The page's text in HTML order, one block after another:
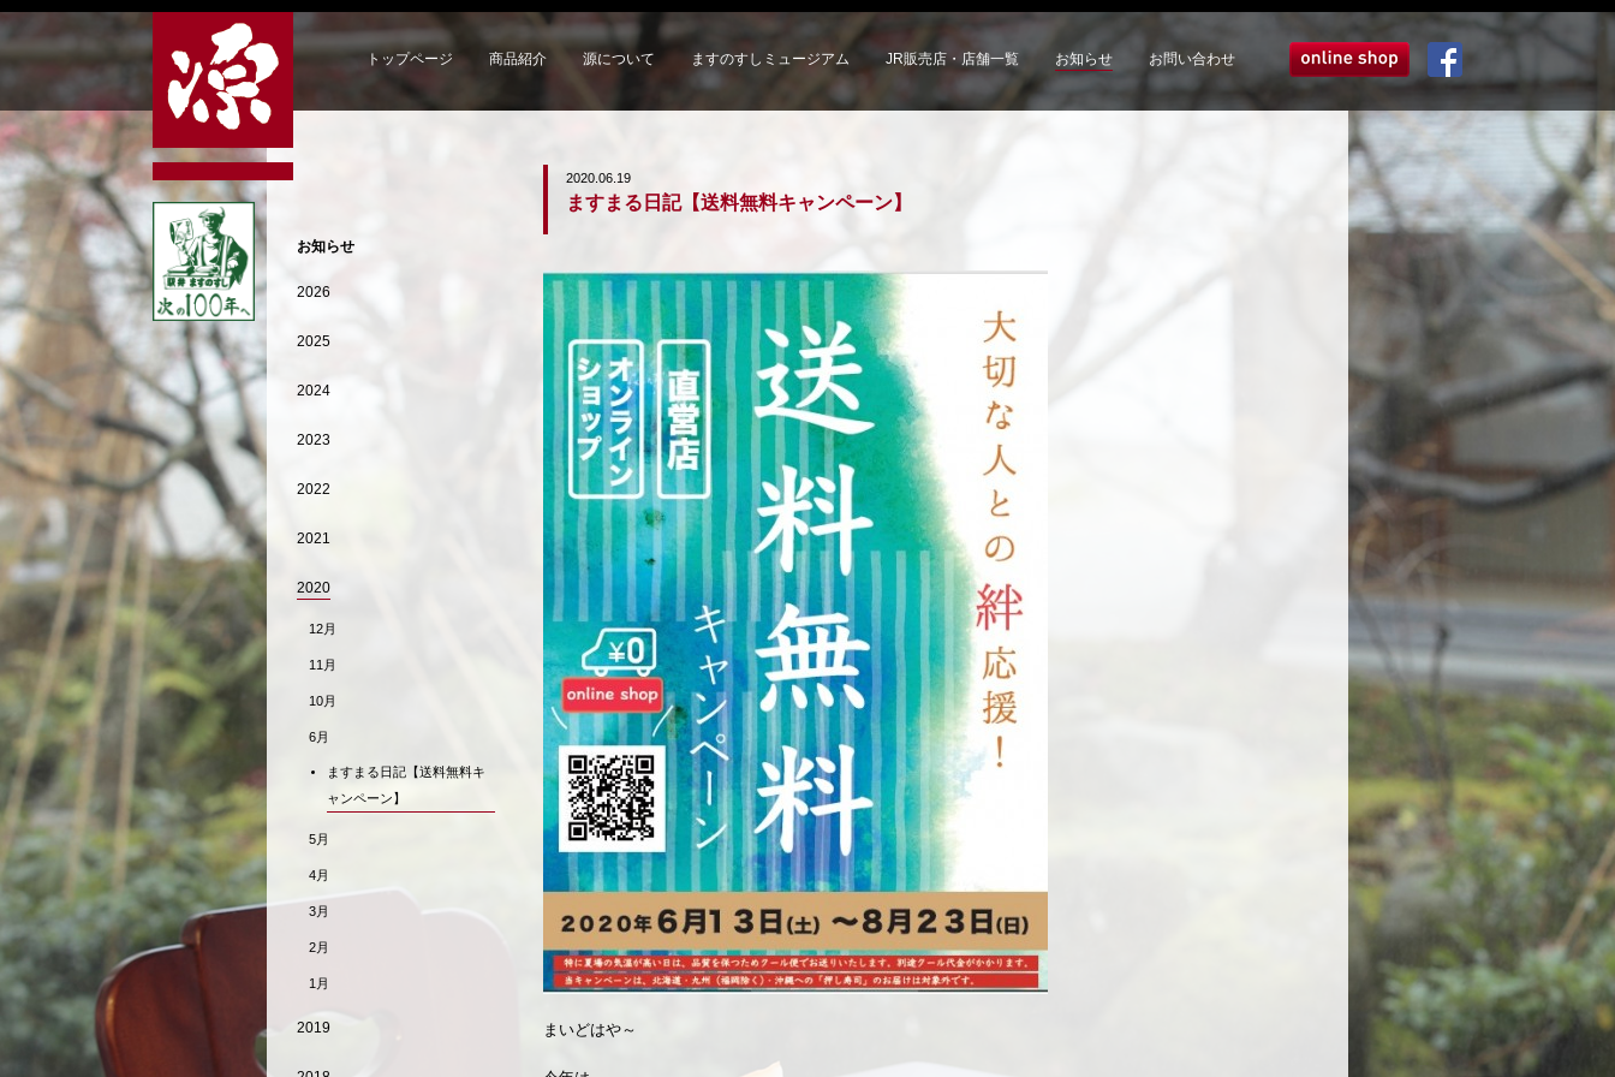
トップページ 商品紹介 源について ますのすしミュージアム JR販売店・店舗一覧 お知らせ お問い合わせ オンラインショップ
2020.06.19
ますまる日記【送料無料キャンペーン】
まいどはや～
お知らせ
2026
2025
2024
2023
2022
2021
2020
12月
11月
10月
6月
ますまる日記【送料無料キ
ャンペーン】
5月
4月
3月
2月
1月
2019